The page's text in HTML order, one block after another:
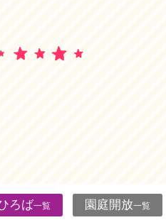
ろば一覧 園庭開放一覧